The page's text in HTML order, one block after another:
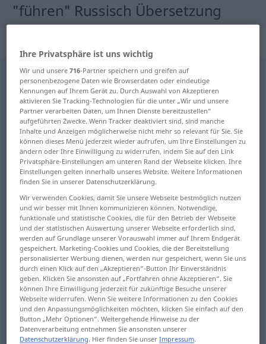
"führen" Russisch Übersetzung
führenv/t
Übersicht aller Übersetzungen
(Für mehr Details die Übersetzung anklicken/antippen)
водить, приводить <-вести>, пере-, проводить
<-вести>
вести
руководить, возглавлять <-авить, -авлю>,
управлять
иметь в ассортименте
проводить <-вести>
доводить <-вести>, вести
Ihre Privatsphäre ist uns wichtig
Wir und unsere716-Partner speichern und greifen auf
personenbezogene Daten wie Browserdaten oder eindeutige
Kennungen auf Ihrem Gerät zu. Durch Auswahl von Akzeptieren
aktivieren Sie Tracking-Technologien für die unter „Wir und unsere
Partner verarbeiten Daten, um Ihnen Dienste bereitzustellen“
aufgeführten Zwecke. Wenn Tracker deaktiviert sind, sind manche
Inhalte und Anzeigen möglicherweise nicht mehr so relevant für Sie. Sie
können dieses Menü jederzeit wieder aufrufen, um Ihre Einstellungen zu
ändern oder Ihre Einwilligung zu widerrufen, indem Sie auf den Link
Privatsphäre-Einstellungen am unteren Rand der Webseite klicken. Ihre
Einstellungen gelten innerhalb unseres Website. Weitere Informationen
finden Sie in unserer Datenschutzerklärung.
Wir verwenden Cookies, damit Sie unsere Webseite bestmöglich nutzen
und wir besser mit Ihnen kommunizieren können. Notwendige,
funktionale und statistische Cookies, die für den Betrieb der Webseite
und der statistischen Auswertung unserer Webseite erforderlich sind,
werden auf Grundlage unserer Vorauswahl immer auf Ihrem Endgerät
gespeichert. Marketing-Cookies und Cookies, die der Bereitstellung
personalisierter Werbung dienen, werden nur gespeichert, wenn Sie uns
durch einen Klick auf den „Akzeptieren“-Button Ihr Einverständnis
geben. Klicken Sie ansonsten auf „Fortfahren ohne Akzeptieren“. Sie
können Ihre Einwilligung jederzeit für zukünftige Besuche unserer
Webseite widerrufen. Wenn Sie weitere Informationen zu den Cookies
und den Anpassungsmöglichkeiten möchten, klicken Sie einfach auf den
Button „Mehr Optionen“. Weitergehende Hinweise zu der
Datenverarbeitung entnehmen Sie ansonsten unserer
Datenschutzerklärung. Hier finden Sie unserImpressum.